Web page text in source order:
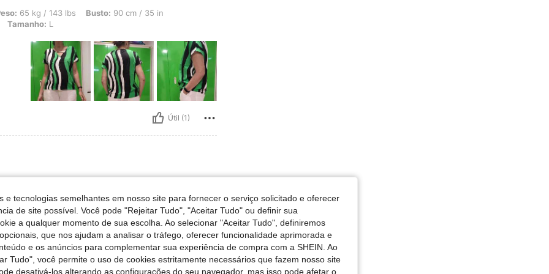
lbs, Busto: 90 cm / 35 in, Cintura: 72 cm / 28 in, Ancas: 101 cm / 40 in, Cor: Verde, Tamanho: L
65 kg / 143 lbs Busto: 90 cm / 35 in
Tamanho: L
Útil (1)
ela gostou muito.
e tecnologias semelhantes em nosso site para fornecer o serviço solicitado e oferecer
de site possível. Você pode "Rejeitar Tudo", "Aceitar Tudo" ou definir sua
a qualquer momento de sua escolha. Ao selecionar "Aceitar Tudo", definiremos
que nos ajudam a analisar o tráfego, oferecer funcionalidade aprimorada e
e os anúncios para complementar sua experiência de compra com a SHEIN. Ao
Tudo", você permite o uso de cookies estritamente necessários que fazem nosso site
desativá-los alterando as configurações do seu navegador, mas isso pode afetar o